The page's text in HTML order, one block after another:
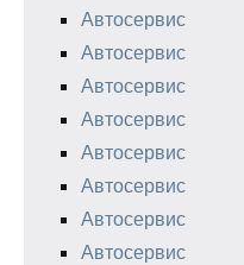
Автосервис
Автосервис
Автосервис
Автосервис
Автосервис
Автосервис
Автосервис
Автосервис